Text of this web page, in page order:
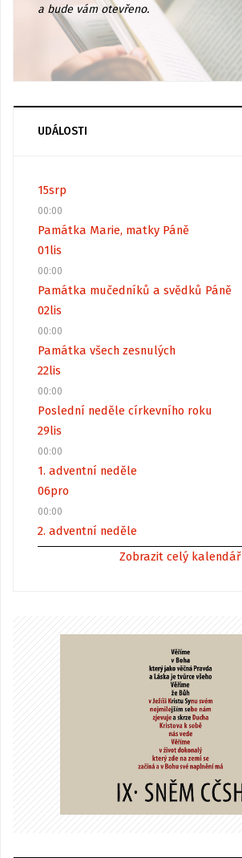
a bude vám otevřeno.
UDÁLOSTI
15srp
00:00
Památka Marie, matky Páně
01lis
00:00
Památka mučedníků a svědků Páně
02lis
00:00
Památka všech zesnulých
22lis
00:00
Poslední neděle církevního roku
29lis
00:00
1. adventní neděle
06pro
00:00
2. adventní neděle
Zobrazit celý kalendář